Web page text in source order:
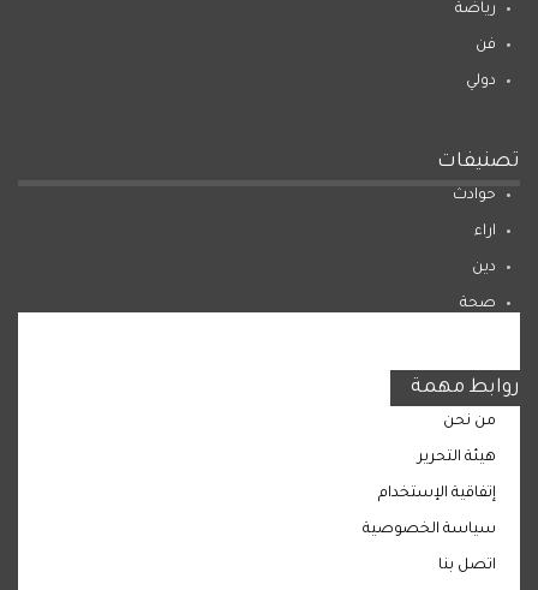
رياضة
فن
دولي
تصنيفات
حوادث
اراء
دين
صحة
روابط مهمة
من نحن
هيئة التحرير
إتفاقية الإستخدام
سياسة الخصوصية
اتصل بنا